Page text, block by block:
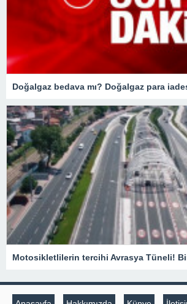
Doğalgaz bedava mı? Doğalgaz para